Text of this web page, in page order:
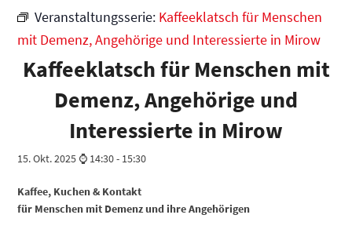
Veranstaltungsserie: Kaffeeklatsch für Menschen
mit Demenz, Angehörige und Interessierte in Mirow
Kaffeeklatsch für Menschen mit
Demenz, Angehörige und
Interessierte in Mirow
15. Okt. 2025 ⌚ 14:30- 15:30
Kaffee, Kuchen & Kontakt
für Menschen mit Demenz und ihre Angehörigen